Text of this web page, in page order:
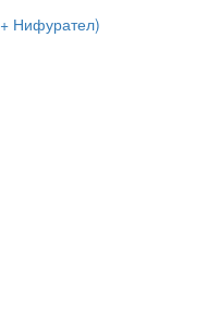
Нифурател)